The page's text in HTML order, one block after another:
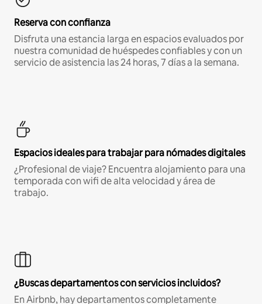
Reserva con confianza
Disfruta una estancia larga en espacios evaluados por
nuestra comunidad de huéspedes confiables y con un
servicio de asistencia las 24 horas, 7 días a la semana.
Espacios ideales para trabajar para nómades digitales
¿Profesional de viaje? Encuentra alojamiento para una
temporada con wifi de alta velocidad y área de
trabajo.
¿Buscas departamentos con servicios incluidos?
En Airbnb, hay departamentos completamente